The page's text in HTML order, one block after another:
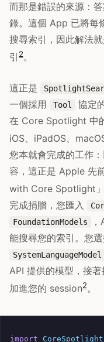
而那是錯誤的來源：
錄。這個 App 已將每
搜尋索引，因此解法
引 2。
這正是
一個採用
Tool
協定
在 Core Spotlight 中
iOS、iPadOS、
您本就會完成的工作
容，這正是 Apple 先
with Core Spotlight
完成捐贈，您匯入
FoundationModels
能搜尋您的索引。您
SystemLanguageModel
API 提供的模型，接著
加進您的 session2。
import CoreSpotlight